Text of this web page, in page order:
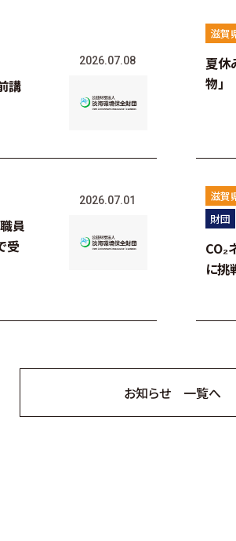
2026.07.08
講
滋賀
夏休
物」
2026.07.01
員
受
滋賀
財団
CO₂
に挑
お知らせ 一覧へ